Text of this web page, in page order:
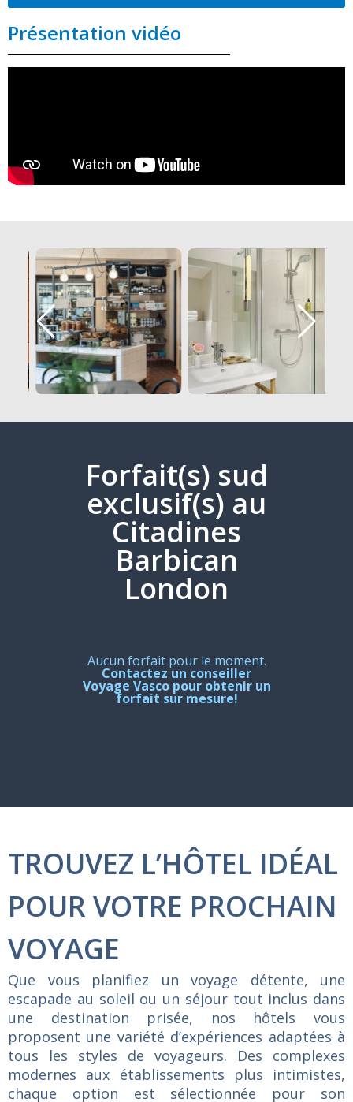
Présentation vidéo
Forfait(s) sud
exclusif(s) au
Citadines
Barbican
London
Aucun forfait pour le moment.
Contactez un conseiller
Voyage Vasco pour obtenir un
forfait sur mesure!
TROUVEZ L’HÔTEL IDÉAL
POUR VOTRE PROCHAIN
VOYAGE
Que vous planifiez un voyage détente, une
escapade au soleil ou un séjour tout inclus dans
une destination prisée, nos hôtelsvous
proposent une variété d’expériences adaptées à
tous les styles de voyageurs. Des complexes
modernes aux établissements plus intimistes,
chaque option est sélectionnée pour son